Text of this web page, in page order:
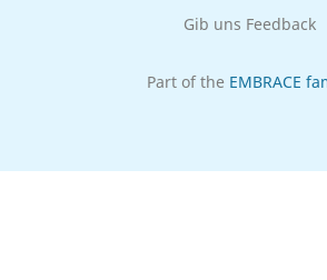
Gib uns Feedback
Part of the EMBRACE